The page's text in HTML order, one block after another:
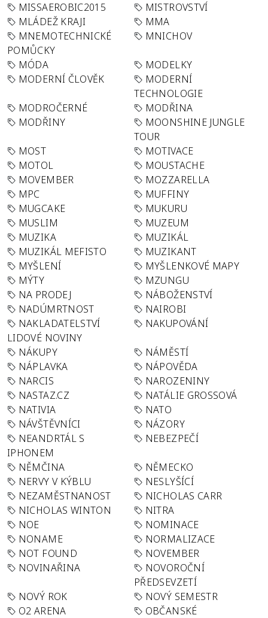
MISSAEROBIC2015
MISTROVSTVÍ
MLÁDEŽ KRAJI
MMA
MNEMOTECHNICKÉ
POMŮCKY
MNICHOV
MÓDA
MODELKY
MODERNÍ ČLOVĚK
MODERNÍ
TECHNOLOGIE
MODROČERNÉ
MODŘINA
MODŘINY
MOONSHINE JUNGLE
TOUR
MOST
MOTIVACE
MOTOL
MOUSTACHE
MOVEMBER
MOZZARELLA
MPC
MUFFINY
MUGCAKE
MUKURU
MUSLIM
MUZEUM
MUZIKA
MUZIKÁL
MUZIKÁL MEFISTO
MUZIKANT
MYŠLENÍ
MYŠLENKOVÉ MAPY
MÝTY
MZUNGU
NA PRODEJ
NÁBOŽENSTVÍ
NADÚMRTNOST
NAIROBI
NAKLADATELSTVÍ
LIDOVÉ NOVINY
NAKUPOVÁNÍ
NÁKUPY
NÁMĚSTÍ
NÁPLAVKA
NÁPOVĚDA
NARCIS
NAROZENINY
NASTAZ.CZ
NATÁLIE GROSSOVÁ
NATIVIA
NATO
NÁVŠTĚVNÍCI
NÁZORY
NEANDRTÁL S
IPHONEM
NEBEZPEČÍ
NĚMČINA
NĚMECKO
NERVY V KÝBLU
NESLYŠÍCÍ
NEZAMĚSTNANOST
NICHOLAS CARR
NICHOLAS WINTON
NITRA
NOE
NOMINACE
NONAME
NORMALIZACE
NOT FOUND
NOVEMBER
NOVINAŘINA
NOVOROČNÍ
PŘEDSEVZETÍ
NOVÝ ROK
NOVÝ SEMESTR
O2 ARENA
OBČANSKÉ